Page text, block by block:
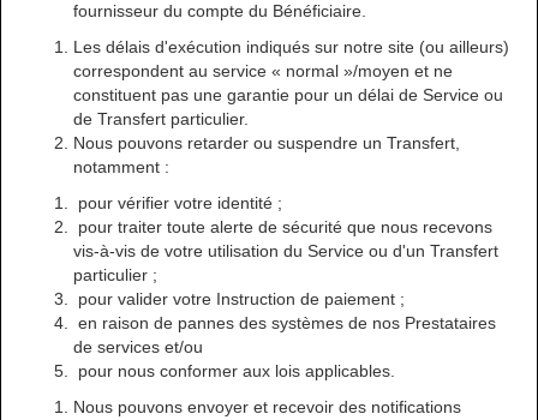
fournisseur du compte du Bénéficiaire.
Les délais d'exécution indiqués sur notre site (ou ailleurs)
correspondent au service « normal »/moyen et ne
constituent pas une garantie pour un délai de Service ou
de Transfert particulier.
Nous pouvons retarder ou suspendre un Transfert,
notamment :
pour vérifier votre identité ;
pour traiter toute alerte de sécurité que nous recevons
vis-à-vis de votre utilisation du Service ou d'un Transfert
particulier ;
pour valider votre Instruction de paiement ;
en raison de pannes des systèmes de nos Prestataires
de services et/ou
pour nous conformer aux lois applicables.
Nous pouvons envoyer et recevoir des notifications